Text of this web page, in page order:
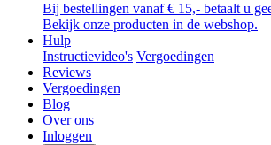
Bij bestellingen vanaf € 15,- betaalt u
Bekijk onze producten in de webshop.
Hulp
Instructievideo's Vergoedingen
Reviews
Vergoedingen
Blog
Over ons
Inloggen